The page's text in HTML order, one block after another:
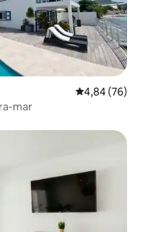
4,84 de uma
4,84 (76)
mar